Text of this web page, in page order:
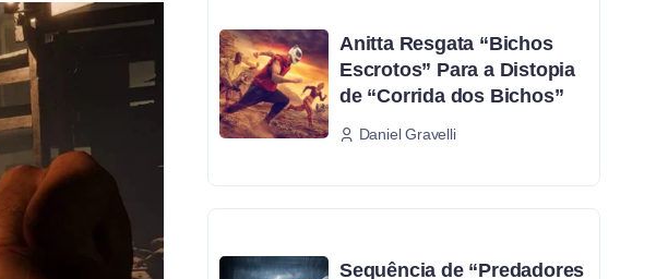
Anitta Resgata “Bichos
Escrotos” Para a Distopia
de “Corrida dos Bichos”
Daniel Gravelli
Sequência de “Predadores